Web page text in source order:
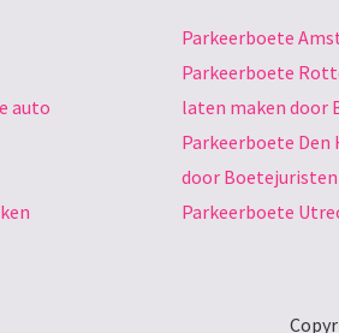
auto
Parkeerboete
Parkeerboete
laten maken door
Parkeerboete Den
door Boetejuristen
Parkeerboete